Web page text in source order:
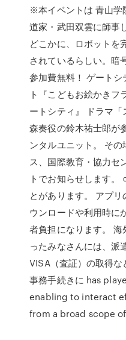
※本イベントは 青山学
道家・武田双雲に師事
どこかに、ロボットを
されているらしい。暗
参加費無料！ ゲート
ト『こどもお絵かきフ
ートシティ』 ドラマ
森奏役の鈴木祐士郎が
ンタルユニット。 そ
ス、国際教育・協力セ
トでお知らせします
とがあります。 アプ
ウンロードや利用時に
者負担になります。 海
ったみなさんには、派
VISA（査証）の取得
事務手続きに has
enabling to interact
from a broad scope